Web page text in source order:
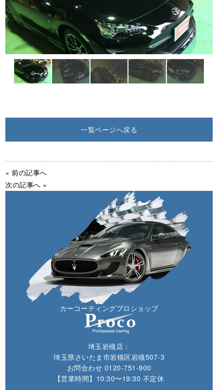
一覧ページへ戻る
« 前の記事へ
次の記事へ »
カーコーティングプロショップ
埼玉岩槻店：
埼玉県さいたま市岩槻区岩槻507-3
お問合わせ 0120-751-900
【営業時間】10:30〜19:30 不定休